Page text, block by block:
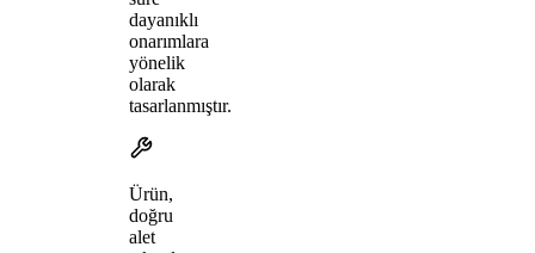
dayanıklı
onarımlara
yönelik
olarak
tasarlanmıştır.
Ürün,
doğru
alet